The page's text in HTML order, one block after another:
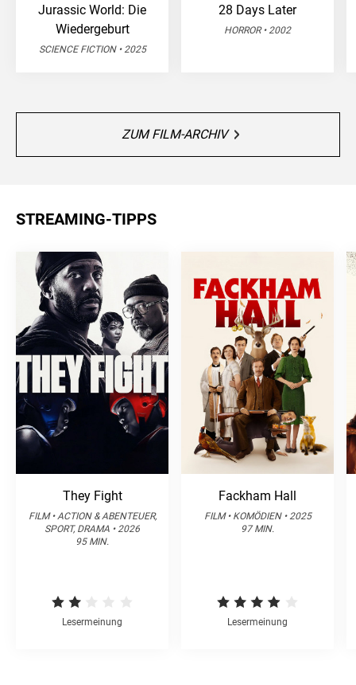
Jurassic World: Die
Wiedergeburt
SCIENCE FICTION • 2025
28 Days Later
HORROR • 2002
ZUM FILM-ARCHIV
STREAMING-TIPPS
They Fight
FILM • ACTION & ABENTEUER,
SPORT, DRAMA • 2026
95 MIN.
Lesermeinung
Fackham Hall
FILM • KOMÖDIEN • 2025
97 MIN.
Lesermeinung